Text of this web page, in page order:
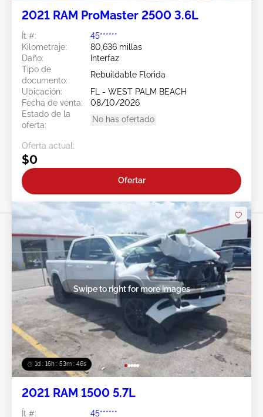
2021 RAM ProMaster 2500 3.6L
Ít #:
45******
Kilometraje:
80,636 millas
Daño:
Interfaz
Tipo de
documento:
Rebuildable Florida
Ubicación:
FL - WEST PALM BEACH
Fecha de venta:
08/10/2026
Estado de la
oferta:
No has ofertado
Oferta actual:
$0
Ofertar
1d : 16h : 53m : 44s
Swipe to right for more images
2021 RAM 1500 5.7L
Ít #: 45******